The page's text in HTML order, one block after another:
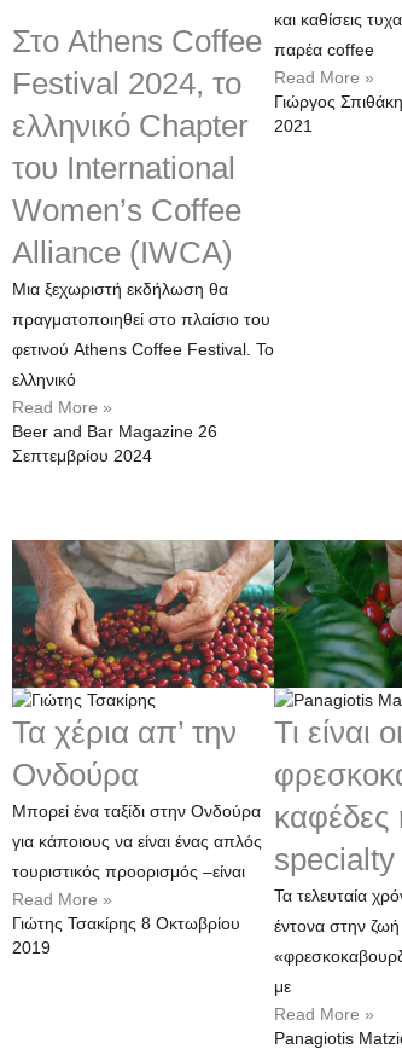
Στο Athens Coffee
Festival 2024, το
ελληνικό Chapter
του International
Women’s Coffee
Alliance (IWCA)
Μια ξεχωριστή εκδήλωση θα
πραγματοποιηθεί στο πλαίσιο του
φετινού Athens Coffee Festival. Το
ελληνικό
Read More »
Beer and Bar Magazine 26
Σεπτεμβρίου 2024
και καθίσεις
παρέα coffee
Read More »
Γιώργος
2021
Τα χέρια απ’ την
Ονδούρα
Μπορεί ένα ταξίδι στην Ονδούρα
για κάποιους να είναι ένας απλός
τουριστικός προορισμός –είναι
Read More »
Γιώτης Τσακίρης 8 Οκτωβρίου
2019
Τι είναι οι
καφέδες
Τα τελευταία
έντονα στην
με
Read More »
Panagiotis